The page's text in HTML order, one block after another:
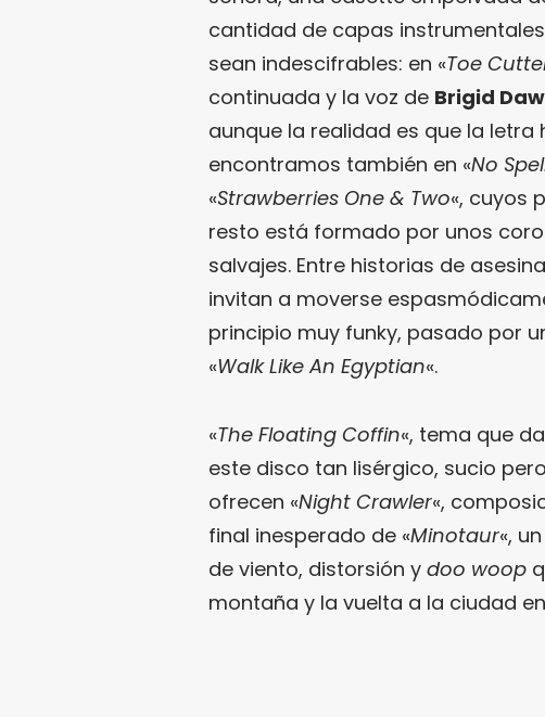
cantidad de capas
sean indescifrables: en «Toe
continuada y la voz de Brigid
aunque la realidad es que la
encontramos también en «No
«Strawberries One & Two«, cuyos
resto está formado por unos
salvajes. Entre historias de
invitan a moverse
principio muy funky, pasado por
«Walk Like An Egyptian«.
«The Floating Coffin«, tema que
este disco tan lisérgico, sucio
ofrecen «Night Crawler«,
final inesperado de «Minotaur«,
de viento, distorsión y doo woop
montaña y la vuelta a la ciudad